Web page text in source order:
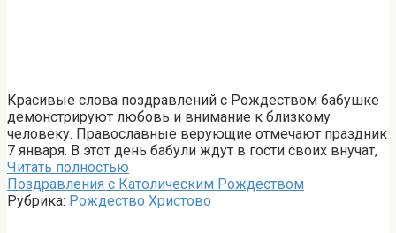
Красивые слова поздравлений с Рождеством бабушке
демонстрируют любовь и внимание к близкому
человеку. Православные верующие отмечают праздник
7 января. В этот день бабули ждут в гости своих внучат,
Читать полностью
Поздравления с Католическим Рождеством
Рубрика: Рождество Христово